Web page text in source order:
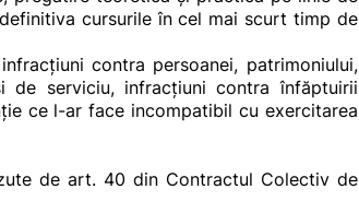
cursurile în cel mai scurt timp de
contra persoanei, patrimoniului,
serviciu, infracțiuni contra înfăptuirii
ce l-ar face incompatibil cu exercitarea
de art. 40 din Contractul Colectiv de